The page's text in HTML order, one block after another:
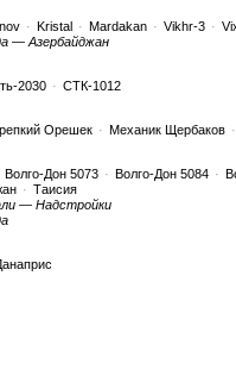
· Kristal · Mardakan · Vikhr-3 ·
— Азербайджан
2030 · СТК-1012
Орешек · Механик Щербаков ·
Волго-Дон 5073 · Волго-Дон 5084 ·
· Таисия
— Надстройки